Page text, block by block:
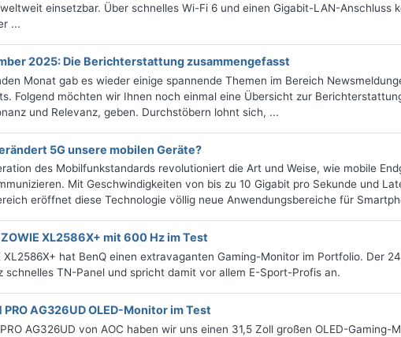
einsetzbar. Über schnelles Wi-Fi 6 und einen Gigabit-LAN-Anschluss
...
2025: Die Bericht­erstattung zusammengefasst
Monat gab es wieder einige spannende Themen im Bereich
Folgend möchten wir Ihnen noch einmal eine Übersicht zur
und Relevanz, geben. Durchstöbern lohnt sich, ...
5G unsere mobilen Geräte?
des Mobilfunkstandards revolutioniert die Art und Weise, wie mobile
Mit Geschwindigkeiten von bis zu 10 Gigabit pro Sekunde und
eröffnet diese Technologie völlig neue Anwendungsbereiche für
ZOWIE XL2586X+ mit 600 Hz im Test
XL2586X+ hat BenQ einen extravaganten Gaming-Monitor im Portfolio. Der
schnelles TN-Panel und spricht damit vor allem E-Sport-Profis an.
PRO AG326UD OLED-Monitor im Test
AG326UD von AOC haben wir uns einen 31,5 Zoll großen OLED-Gaming-